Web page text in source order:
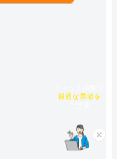
×
最適な業者を